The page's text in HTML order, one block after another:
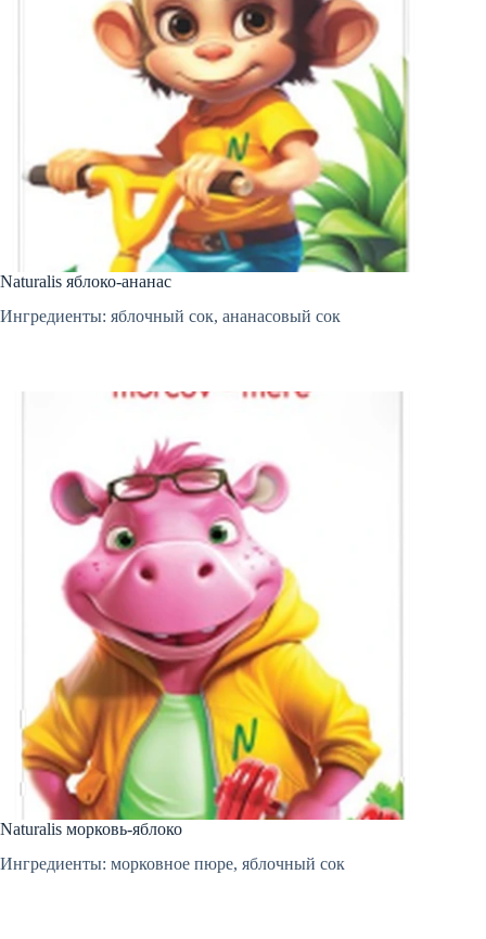
Naturalis яблоко-ананас
Ингредиенты: яблочный сок, ананасовый сок
Naturalis морковь-яблоко
Ингредиенты: морковное пюре, яблочный сок